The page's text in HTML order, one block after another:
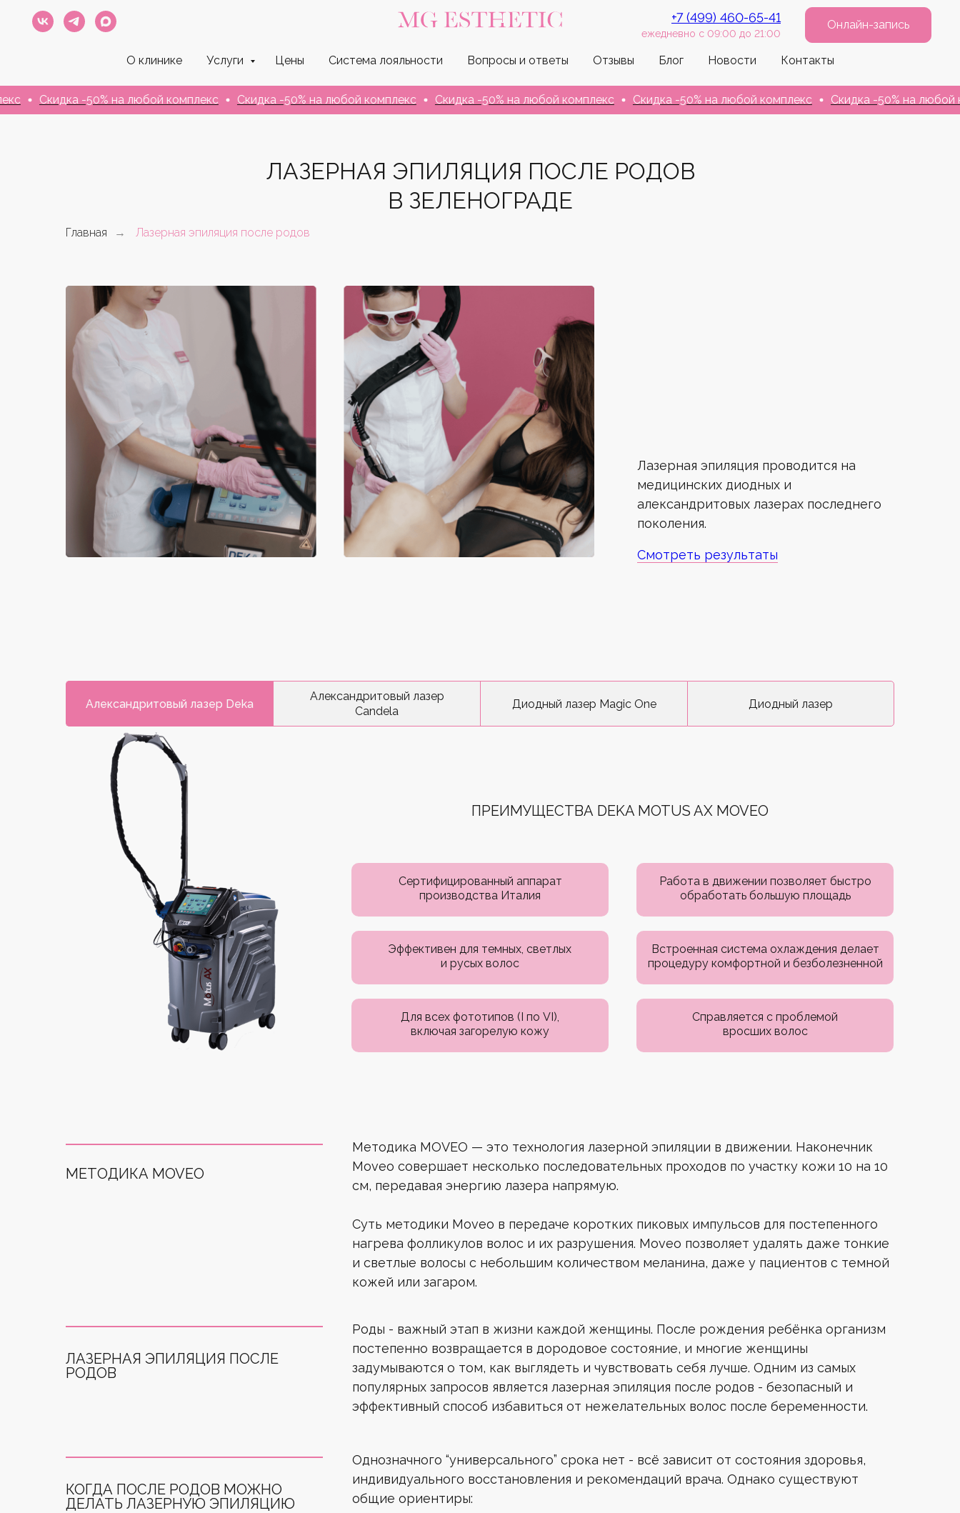
+7 (499) 460-65-41
ежедневно с 09:00 до 21:00
Онлайн-запись
О клинике Услуги Цены Система лояльности Вопросы и ответы Отзывы Блог Новости Контакты
Скидка -50% на любой комплекс Скидка -50% на любой комплекс Скидка -50% на любой комплекс Скидка -50% на любой комплекс Скидка -50% на любой
ЛАЗЕРНАЯ ЭПИЛЯЦИЯ ПОСЛЕ РОДОВ
В ЗЕЛЕНОГРАДЕ
Главная → Лазерная эпиляция после родов
Лазерная эпиляция проводится на
медицинских диодных и
александритовых лазерах последнего
поколения.
Смотреть результаты
Александритовый лазер Deka
Александритовый лазер
Candela
Диодный лазер Magic One Диодный лазер
ПРЕИМУЩЕСТВА DEKA MOTUS AX MOVEO
Сертифицированный аппарат
производства Италия
Работа в движении позволяет быстро
обработать большую площадь
Эффективен для темных, светлых
и русых волос
Встроенная система охлаждения делает
процедуру комфортной и безболезненной
Для всех фототипов (I по VI),
включая загорелую кожу
Справляется с проблемой
вросших волос
МЕТОДИКА MOVEO
Методика MOVEO — это технология лазерной эпиляции в движении. Наконечник
Moveo совершает несколько последовательных проходов по участку кожи 10 на 10
см, передавая энергию лазера напрямую.
Суть методики Moveo в передаче коротких пиковых импульсов для постепенного
нагрева фолликулов волос и их разрушения. Moveo позволяет удалять даже тонкие
и светлые волосы с небольшим количеством меланина, даже у пациентов с темной
кожей или загаром.
Клинически доказанная
эффективность
Работает повспышечно,
без использования геля
сократить количество процедур
русых волос
Для большинства фототипов (I по
Увеличенный размер рабочего окна
В 4 раза мощнее классического
диодного лазера
плотных и русых тонких волос
Работа в движении позволяет быстро
Сертифицированный
медицинский аппарат
коричневых и жестких волос
ЛАЗЕРНАЯ ЭПИЛЯЦИЯ ПОСЛЕ
РОДОВ
Роды - важный этап в жизни каждой женщины. После рождения ребёнка организм
постепенно возвращается в дородовое состояние, и многие женщины
задумываются о том, как выглядеть и чувствовать себя лучше. Одним из самых
популярных запросов является лазерная эпиляция после родов - безопасный и
эффективный способ избавиться от нежелательных волос после беременности.
КОГДА ПОСЛЕ РОДОВ МОЖНО
ДЕЛАТЬ ЛАЗЕРНУЮ ЭПИЛЯЦИЮ
Однозначного “универсального” срока нет - всё зависит от состояния здоровья,
индивидуального восстановления и рекомендаций врача. Однако существуют
общие ориентиры: